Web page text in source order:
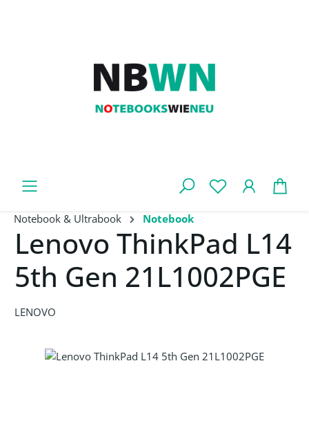
Notebook & Ultrabook Notebook
Lenovo ThinkPad L14
5th Gen 21L1002PGE
LENOVO
Bildergalerie überspringen